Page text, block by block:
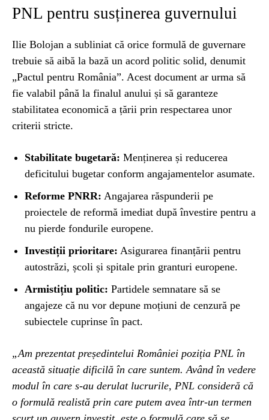
PNL pentru susținerea guvernului
Ilie Bolojan a subliniat că orice formulă de guvernare
trebuie să aibă la bază un acord politic solid, denumit
„Pactul pentru România”. Acest document ar urma să
fie valabil până la finalul anului și să garanteze
stabilitatea economică a țării prin respectarea unor
criterii stricte.
Stabilitate bugetară: Menținerea și reducerea
deficitului bugetar conform angajamentelor asumate.
Reforme PNRR: Angajarea răspunderii pe
proiectele de reformă imediat după învestire pentru a
nu pierde fondurile europene.
Investiții prioritare: Asigurarea finanțării pentru
autostrăzi, școli și spitale prin granturi europene.
Armistițiu politic: Partidele semnatare să se
angajeze că nu vor depune moțiuni de cenzură pe
subiectele cuprinse în pact.
„Am prezentat președintelui României poziția PNL în
această situație dificilă în care suntem. Având în vedere
modul în care s-au derulat lucrurile, PNL consideră că
o formulă realistă prin care putem avea într-un termen